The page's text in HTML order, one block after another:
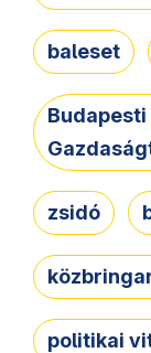
baleset
zsidó
politikai